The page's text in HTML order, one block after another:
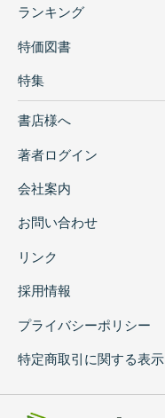
ランキング
特価図書
特集
書店様へ
著者ログイン
会社案内
お問い合わせ
リンク
採用情報
プライバシーポリシー
特定商取引に関する表示